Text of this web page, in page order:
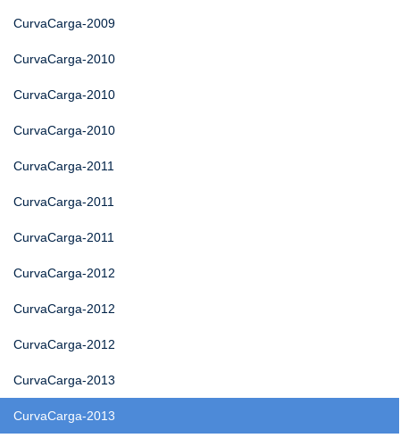
CurvaCarga-2009
CurvaCarga-2010
CurvaCarga-2010
CurvaCarga-2010
CurvaCarga-2011
CurvaCarga-2011
CurvaCarga-2011
CurvaCarga-2012
CurvaCarga-2012
CurvaCarga-2012
CurvaCarga-2013
CurvaCarga-2013